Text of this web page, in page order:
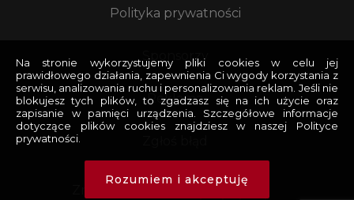
Polityka prywatności
Sponsorzy
Reklama
Na stronie wykorzystujemy pliki cookies w celu jej
prawidłowego działania, zapewnienia Ci wygody korzystania z
serwisu, analizowania ruchu i personalizowania reklam. Jeśli nie
blokujesz tych plików, to zgadzasz się na ich użycie oraz
zapisanie w pamięci urządzenia. Szczegółowe informacje
dotyczące plików cookies znajdziesz w naszej Polityce
prywatności.
Rozumiem i akceptuję